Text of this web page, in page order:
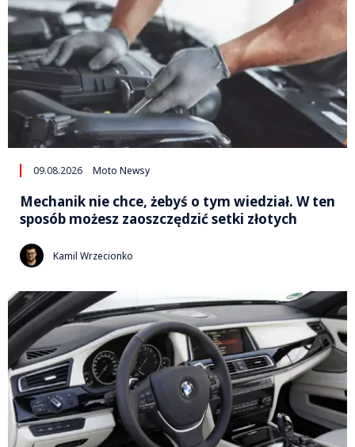
09.08.2026 Moto Newsy
Mechanik nie chce, żebyś o tym wiedział. W ten
sposób możesz zaoszczędzić setki złotych
Kamil Wrzecionko